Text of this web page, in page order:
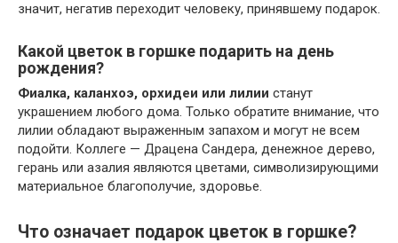
значит, негатив переходит человеку, принявшему подарок.
Какой цветок в горшке подарить на день
рождения?
Фиалка, каланхоэ, орхидеи или лилии станут
украшением любого дома. Только обратите внимание, что
лилии обладают выраженным запахом и могут не всем
подойти. Коллеге — Драцена Сандера, денежное дерево,
герань или азалия являются цветами, символизирующими
материальное благополучие, здоровье.
Что означает подарок цветок в горшке?